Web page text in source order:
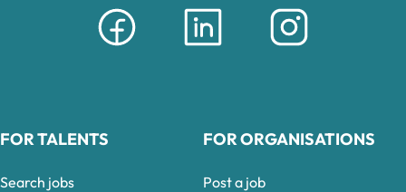
FOR TALENTS
Search jobs
FOR ORGANISATIONS
Post a job